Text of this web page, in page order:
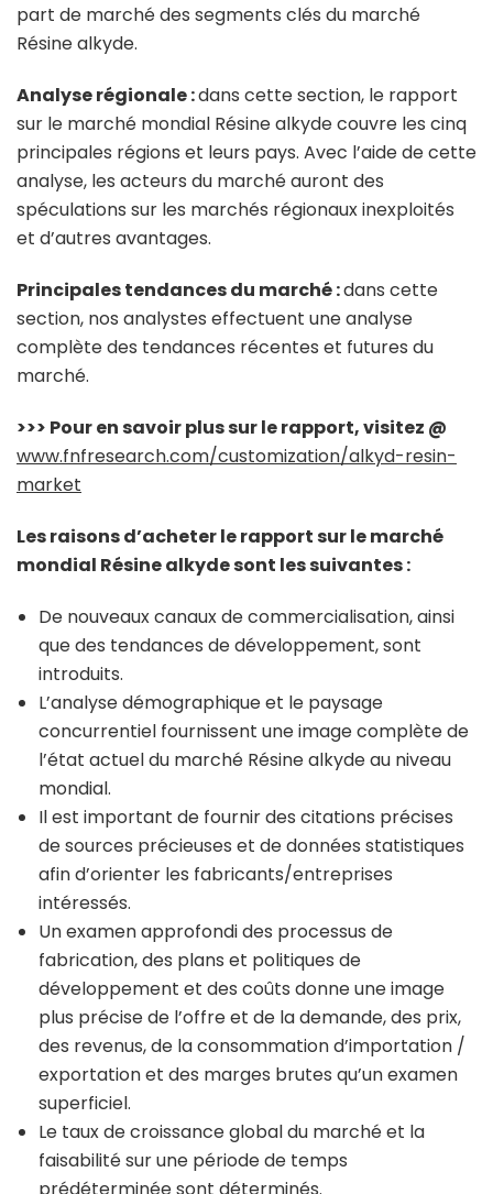
part de marché des segments clés du marché
Résine alkyde.
Analyse régionale :dans cette section, le rapport
sur le marché mondial Résine alkyde couvre les cinq
principales régions et leurs pays. Avec l’aide de cette
analyse, les acteurs du marché auront des
spéculations sur les marchés régionaux inexploités
et d’autres avantages.
Principales tendances du marché :dans cette
section, nos analystes effectuent une analyse
complète des tendances récentes et futures du
marché.
>>> Pour en savoir plus sur le rapport, visitez @
www.fnfresearch.com/customization/alkyd-resin-
market
Les raisons d’acheter le rapport sur le marché
mondial Résine alkyde sont les suivantes :
De nouveaux canaux de commercialisation, ainsi
que des tendances de développement, sont
introduits.
L’analyse démographique et le paysage
concurrentiel fournissent une image complète de
l’état actuel du marché Résine alkyde au niveau
mondial.
Il est important de fournir des citations précises
de sources précieuses et de données statistiques
afin d’orienter les fabricants/entreprises
intéressés.
Un examen approfondi des processus de
fabrication, des plans et politiques de
développement et des coûts donne une image
plus précise de l’offre et de la demande, des prix,
des revenus, de la consommation d’importation /
exportation et des marges brutes qu’un examen
superficiel.
Le taux de croissance global du marché et la
faisabilité sur une période de temps